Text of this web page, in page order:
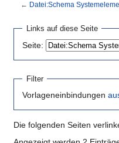
← Datei:Schema
Links auf diese Seite
Seite:
Filter
Vorlageneinbindungen
Die folgenden Seiten